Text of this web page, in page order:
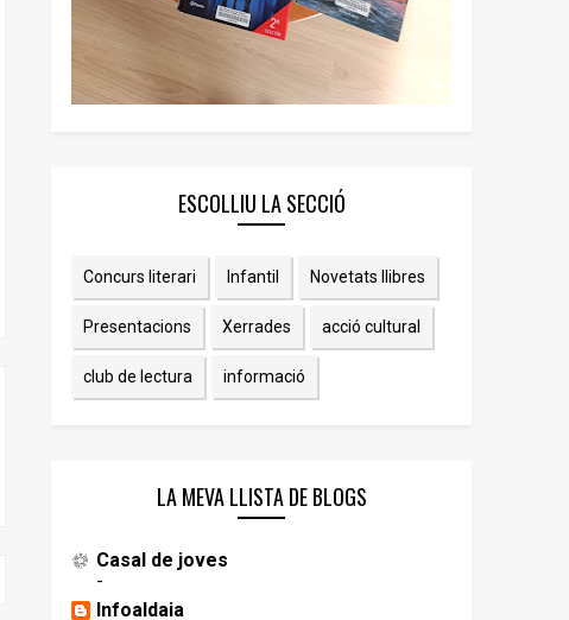
ESCOLLIU LA SECCIÓ
Concurs literari Infantil Novetats llibres
Presentacions Xerrades acció cultural
club de lectura informació
LA MEVA LLISTA DE BLOGS
Casal de joves
-
Infoaldaia